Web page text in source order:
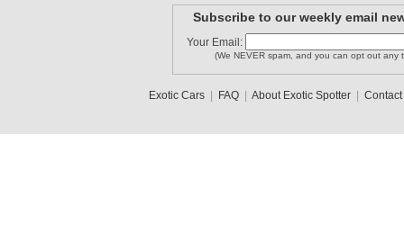
Subscribe to our weekly email
Your Email:
(We NEVER spam, and you can opt out any
Exotic Cars| FAQ| About Exotic Spotter| Contact